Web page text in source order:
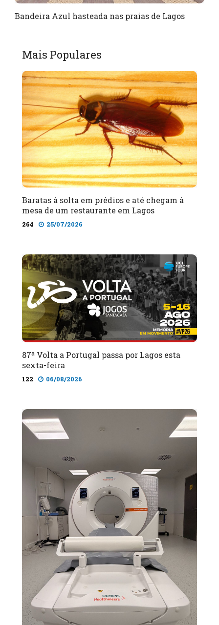
Bandeira Azul hasteada nas praias de Lagos
Mais Populares
Baratas à solta em prédios e até chegam à
mesa de um restaurante em Lagos
264 25/07/2026
87ª Volta a Portugal passa por Lagos esta
sexta-feira
122 06/08/2026